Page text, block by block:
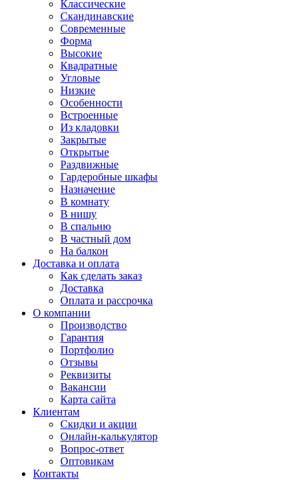
Классические
Скандинавские
Современные
Форма
Высокие
Квадратные
Угловые
Низкие
Особенности
Встроенные
Из кладовки
Закрытые
Открытые
Раздвижные
Гардеробные шкафы
Назначение
В комнату
В нишу
В спальню
В частный дом
На балкон
Доставка и оплата
Как сделать заказ
Доставка
Оплата и рассрочка
О компании
Производство
Гарантия
Портфолио
Отзывы
Реквизиты
Вакансии
Карта сайта
Клиентам
Скидки и акции
Онлайн-калькулятор
Вопрос-ответ
Оптовикам
Контакты